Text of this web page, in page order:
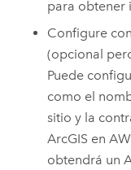
para obtener
Configure
(opcional
Puede
como el
sitio y la
ArcGIS en
obtendrá un